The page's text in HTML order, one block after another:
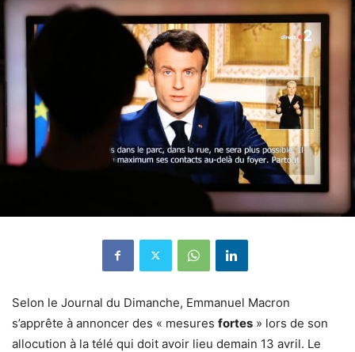
Selon le Journal du Dimanche, Emmanuel Macron
s’apprête à annoncer des « mesures fortes » lors de son
allocution à la télé qui doit avoir lieu demain 13 avril. Le